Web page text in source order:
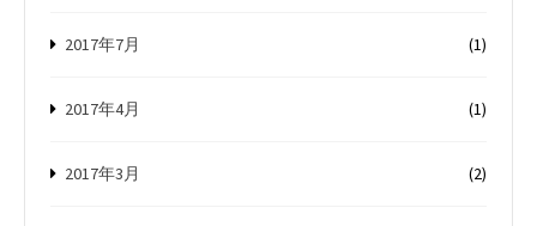
2017年7月 (1)
2017年4月 (1)
2017年3月 (2)